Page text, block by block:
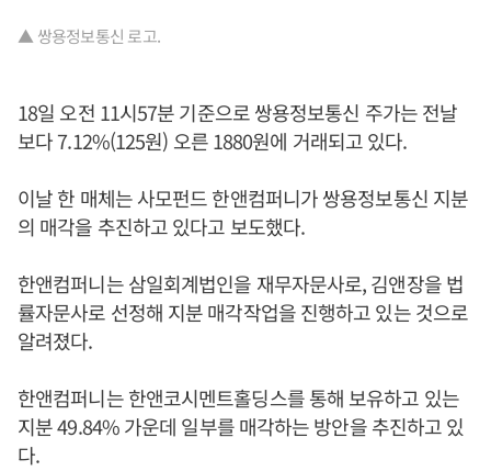
▲ 쌍용정보통신 로고.
18일 오전 11시57분 기준으로 쌍용정보통신 주가는 전날
보다 7.12%(125원) 오른 1880원에 거래되고 있다.
이날 한 매체는 사모펀드 한앤컴퍼니가 쌍용정보통신 지분
의 매각을 추진하고 있다고 보도했다.
한앤컴퍼니는 삼일회계법인을 재무자문사로, 김앤장을 법
률자문사로 선정해 지분 매각작업을 진행하고 있는 것으로
알려졌다.
한앤컴퍼니는 한앤코시멘트홀딩스를 통해 보유하고 있는
지분 49.84% 가운데 일부를 매각하는 방안을 추진하고 있
다.